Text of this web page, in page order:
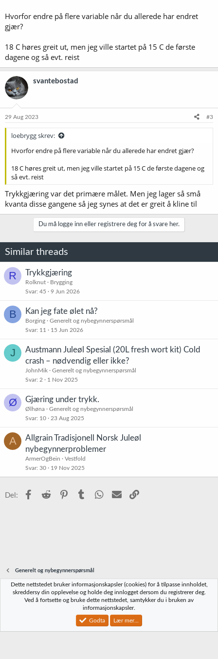
Høres dette greit ut, eller ville dere endret på noe?
Hvorfor endre på flere variable når du allerede har endret
gjær?
18 C høres greit ut, men jeg ville startet på 15 C de første
dagene og så evt. reist
svantebostad
29 Aug 2023 #3
loebrygg skrev:
Hvorfor endre på flere variable når du allerede har endret gjær?
18 C høres greit ut, men jeg ville startet på 15 C de første dagene og
så evt. reist
Trykkgjæring var det primære målet. Men jeg lager så små
kvanta disse gangene så jeg synes at det er greit å kline til
Du må logge inn eller registrere deg for å svare her.
Similar threads
R Trykkgjæring
Rolknut
Brygging
Svar 45 9 Jun 2026
B Kan jeg fate ølet nå?
Borging
Generelt og nybegynnerspørsmål
Svar 11 15 Jun 2026
J
Austmann Juleøl Spesial (20L fresh wort kit) Cold
crash – nødvendig eller ikke?
JohnMik
Generelt og nybegynnerspørsmål
Svar 2 1 Nov 2025
Ø Gjæring under trykk.
Ølhøna
Generelt og nybegynnerspørsmål
Svar 10 23 Aug 2025
A
Allgrain Tradisjonell Norsk Juleøl
nybegynnerproblemer
ArmerOgBein
Vestfold
Svar 30 19 Nov 2025
Del: Facebook
Reddit PinterestTumblr WhatsApp
E-post
Generelt og nybegynnerspørsmål
Norbrygg-default
Vilkår og regler Personvernregler
Community platform by XenForo® © 2010-2023 XenForo Ltd.
Dette nettstedet bruker informasjonskapsler (cookies) for å tilpasse innholdet,
skreddersy din opplevelse og holde deg innlogget dersom du registrerer deg.
Ved å fortsette og bruke dette nettstedet, samtykker du i bruken av
informasjonskapsler.
Godta Lær mer...